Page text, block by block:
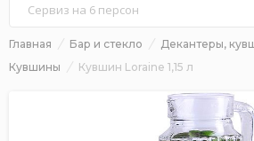
Сервиз на 6 персон
Главная Бар и стекло
Декантеры,
Кувшины
Кувшин Loraine 1,15 л